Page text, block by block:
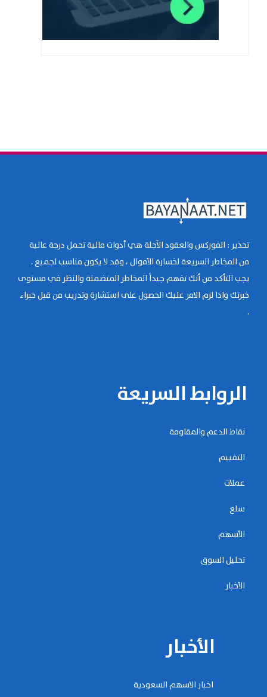
تحذير : الفوركس والعقود الآجلة هي أدوات مالية تحمل درجة عالية
من المخاطر السريعة لخسارة الأموال ، وقد لا يكون مناسب لجميع .
يجب التأكد من أنك تفهم جيداً المخاطر المتضمنة والنظر في مستوى
خبرتك واذا لزم الامر عليك الحصول على استشارة وتدريب من قبل خبراء
.
الروابط السريعة
نقاط الدعم والمقاومة
التقييم
عملات
سلع
الأسهم
تحليل السوق
الأخبار
الأخبار
اخبار الاسهم السعودية